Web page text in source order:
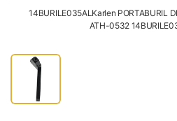
14BURILE035ALKarlen PORTABURIL
ATH-0532